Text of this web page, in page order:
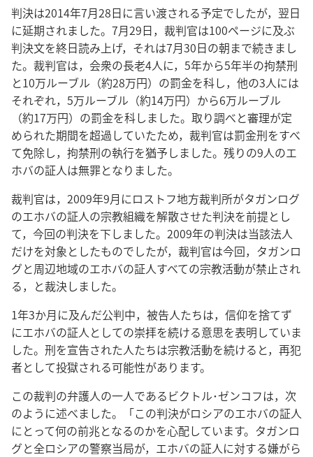
判決は2014年7月28日に言い渡される予定でしたが，翌日
に延期されました。7月29日，裁判官は100ページに及ぶ
判決文を終日読み上げ，それは7月30日の朝まで続きまし
た。裁判官は，会衆の長老4人に，5年から5年半の拘禁刑
と10万ルーブル（約28万円）の罰金を科し，他の3人には
それぞれ，5万ルーブル（約14万円）から6万ルーブル
（約17万円）の罰金を科しました。取り調べと審理が定
められた期間を超過していたため，裁判官は罰金刑をすべ
て免除し，拘禁刑の執行を猶予しました。残りの9人のエ
ホバの証人は無罪となりました。
裁判官は，2009年9月にロストフ地方裁判所がタガンログ
のエホバの証人の宗教組織を解散させた判決を前提とし
て，今回の判決を下しました。2009年の判決は当該法人
だけを対象としたものでしたが，裁判官は今回，タガンロ
グと周辺地域のエホバの証人すべての宗教活動が禁止され
る，と裁決しました。
1年3か月に及んだ公判中，被告人たちは，信仰を捨てず
にエホバの証人としての崇拝を続ける意思を表明していま
した。刑を宣告された人たちは宗教活動を続けると，再犯
者として投獄される可能性があります。
この裁判の弁護人の一人であるビクトル･ゼンコフは，次
のように述べました。「この判決がロシアのエホバの証人
にとって何の前兆となるのかを心配しています。タガンロ
グと全ロシアの警察当局が，エホバの証人に対する嫌がら